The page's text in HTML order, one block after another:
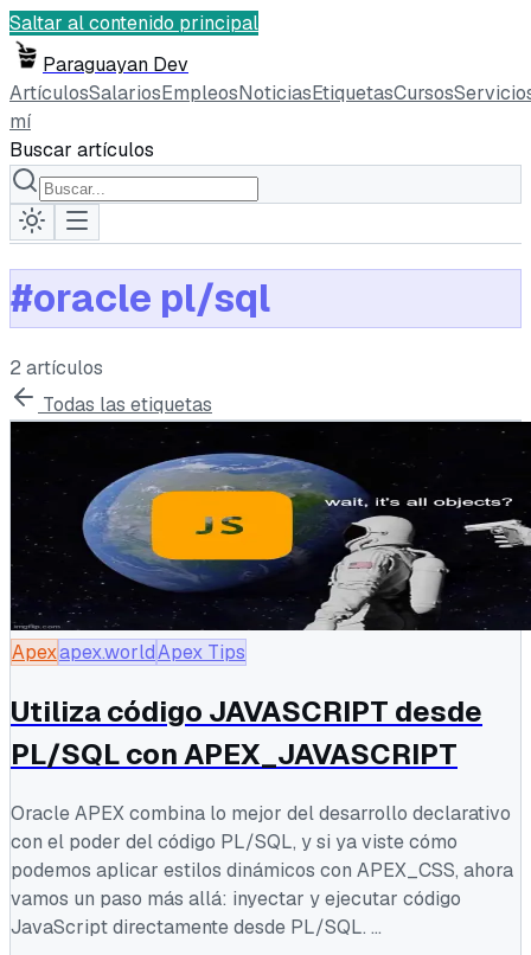
Saltar al contenido principal
Paraguayan Dev
ArtículosSalariosEmpleosNoticiasEtiquetasCursos
mí
Buscar artículos
#oracle pl/sql
2 artículos
Todas las etiquetas
Apexapex.worldApex Tips
Utiliza código JAVASCRIPT desde
PL/SQL con APEX_JAVASCRIPT
Oracle APEX combina lo mejor del desarrollo declarativo
con el poder del código PL/SQL, y si ya viste cómo
podemos aplicar estilos dinámicos con APEX_CSS, ahora
vamos un paso más allá: inyectar y ejecutar código
JavaScript directamente desde PL/SQL. ...